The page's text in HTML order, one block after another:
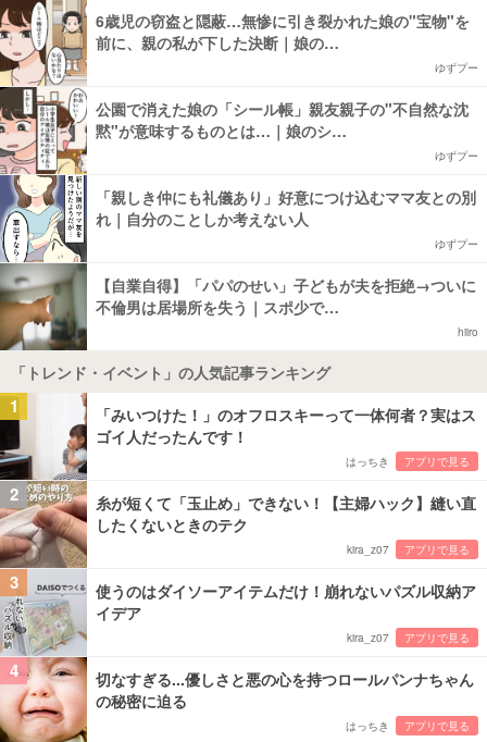
6歳児の窃盗と隠蔽…無惨に引き裂かれた娘の"宝物"を
前に、親の私が下した決断｜娘の…
ゆずプー
公園で消えた娘の「シール帳」親友親子の"不自然な沈
黙"が意味するものとは…｜娘のシ…
ゆずプー
「親しき仲にも礼儀あり」好意につけ込むママ友との別
れ｜自分のことしか考えない人
ゆずプー
【自業自得】「パパのせい」子どもが夫を拒絶→ついに
不倫男は居場所を失う｜スポ少で…
hiiro
「トレンド・イベント」の人気記事ランキング
1
「みいつけた！」のオフロスキーって一体何者？実はス
ゴイ人だったんです！
はっちき アプリで見る
2
糸が短くて「玉止め」できない！【主婦ハック】縫い直
したくないときのテク
kira_z07 アプリで見る
3
使うのはダイソーアイテムだけ！崩れないパズル収納ア
イデア
kira_z07 アプリで見る
4
切なすぎる...優しさと悪の心を持つロールパンナちゃん
の秘密に迫る
はっちき アプリで見る